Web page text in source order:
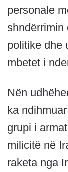
personale
shndërrimin
politike dhe
mbetet i
Nën
ka
grupi i
milicitë në
raketa nga